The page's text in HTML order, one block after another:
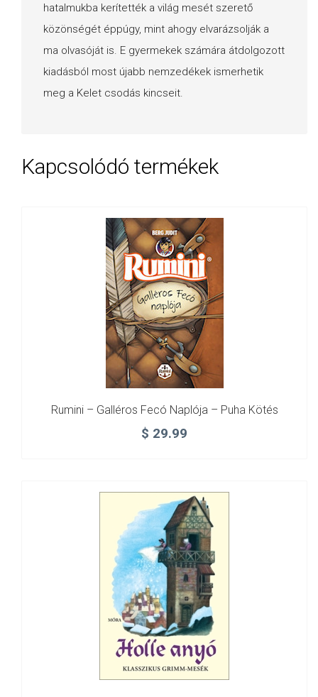
hatalmukba kerítették a világ mesét szerető
közönségét éppúgy, mint ahogy elvarázsolják a
ma olvasóját is. E gyermekek számára átdolgozott
kiadásból most újabb nemzedékek ismerhetik
meg a Kelet csodás kincseit.
Kapcsolódó termékek
Rumini – Galléros Fecó Naplója – Puha Kötés
$ 29.99